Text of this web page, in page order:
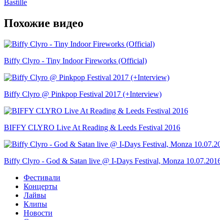
Bastille
Похожие видео
Biffy Clyro - Tiny Indoor Fireworks (Official)
Biffy Clyro @ Pinkpop Festival 2017 (+Interview)
BIFFY CLYRO Live At Reading & Leeds Festival 2016
Biffy Clyro - God & Satan live @ I-Days Festival, Monza
Фестивали
Концерты
Лайвы
Клипы
Новости